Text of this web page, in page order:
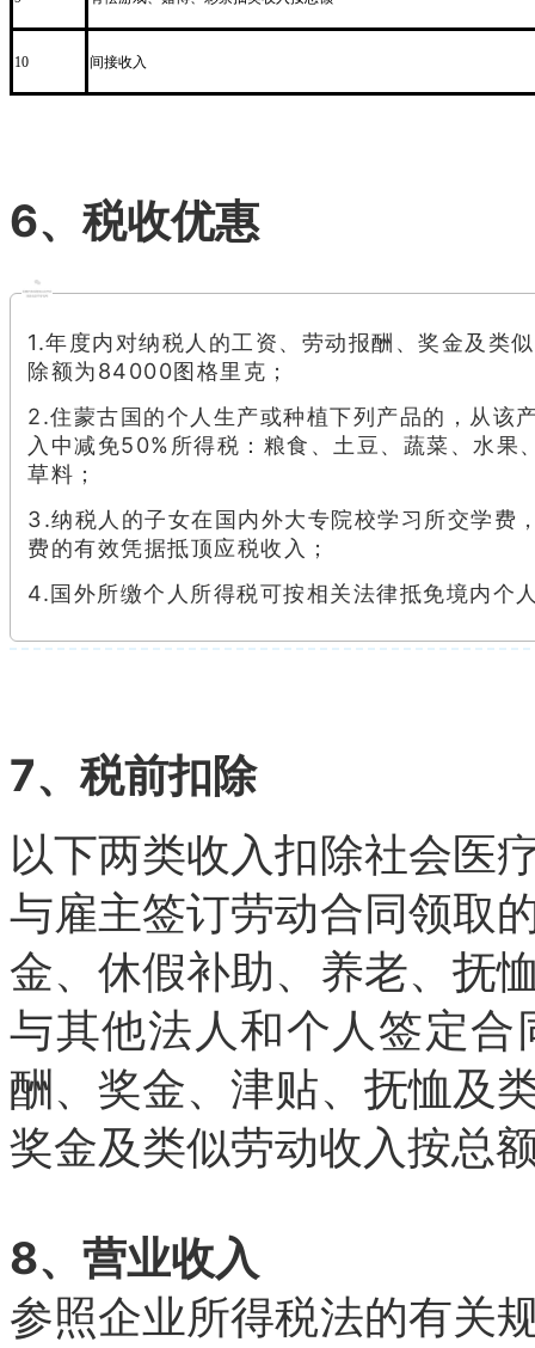
10 间接收入
6、税收优惠
1.年度内对纳税人的工资、劳动报酬、奖金及类
除额为84000图格里克；
2.住蒙古国的个人生产或种植下列产品的，从该
入中减免50%所得税：粮食、土豆、蔬菜、水果
草料；
3.纳税人的子女在国内外大专院校学习所交学费
费的有效凭据抵顶应税收入；
4.国外所缴个人所得税可按相关法律抵免境内个
7、税前扣除
以下两类收入扣除社会医
与雇主签订劳动合同领取
金、休假补助、养老、抚
与其他法人和个人签定
酬、奖金、津贴、抚恤及
奖金及类似劳动收入按总
8、营业收入
参照企业所得税法的有关